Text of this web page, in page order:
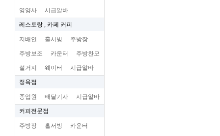
영양사 시급알바
레스토랑 , 카페 커피
지배인 홀서빙 주방장
주방보조 카운터 주방찬모
설거지 웨이터 시급알바
정육점
종업원 배달기사 시급알바
커피전문점
주방장 홀서빙 카운터